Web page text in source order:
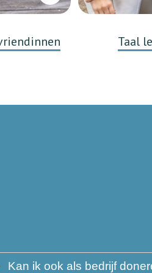
Taal
Kan ik ook als bedrijf